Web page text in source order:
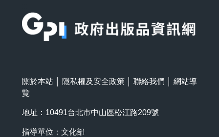
關於本站 隱私權及安全政策 聯絡我們
網站導
覽
地址：10491台北市中山區松江路209號
指導單位：文化部